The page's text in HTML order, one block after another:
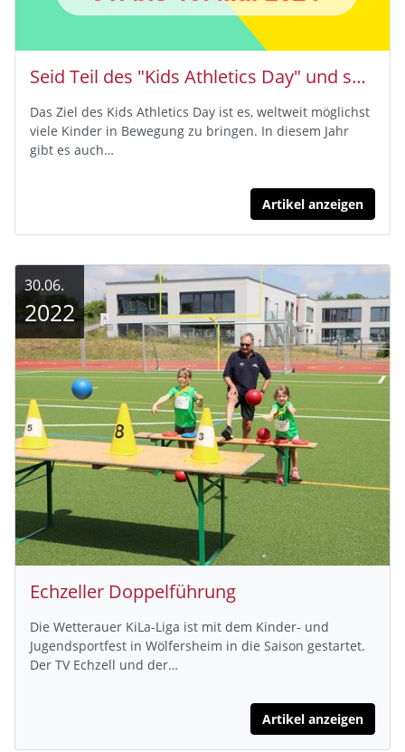
Seid Teil des "Kids Athletics Day" und sammelt Meilen im Zeitraum vom 1.-19. Mai!
Das Ziel des Kids Athletics Day ist es, weltweit möglichst
viele Kinder in Bewegung zu bringen. In diesem Jahr
gibt es auch…
Artikel anzeigen
Echzeller Doppelführung
Die Wetterauer KiLa-Liga ist mit dem Kinder- und
Jugendsportfest in Wölfersheim in die Saison gestartet.
Der TV Echzell und der…
Artikel anzeigen
30.06.
2022